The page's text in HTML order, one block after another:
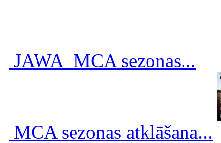
JAWA_MCA sezonas...
MCA sezonas atklāšana...